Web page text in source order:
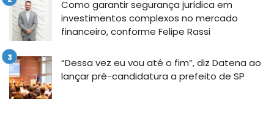
Como garantir segurança jurídica em
investimentos complexos no mercado
financeiro, conforme Felipe Rassi
“Dessa vez eu vou até o fim”, diz Datena ao
lançar pré-candidatura a prefeito de SP